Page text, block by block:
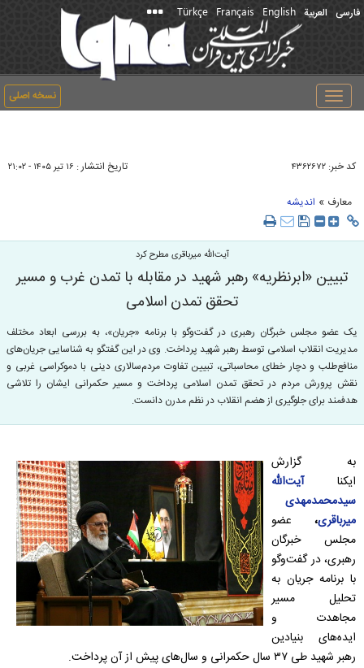
فارسی العربیة English
Français
Türkçe
نسخه اصلی
Toggle
navigation
کد خبر: ۴۳۶۲۶۷۲ تاریخ انتشار : ۱۶ تير ۱۴۰۵ - ۲۱:۰۲
معارف » اندیشه
آیت‌الله میرباقری مطرح کرد
تبیین «ابرنظریه» رهبر شهید در مقابله با تمدن غرب و مسیر
تحقق تمدن اسلامی
یک عضو مجلس خبرگان رهبری در گفت‌وگو با برنامه «جریان»، به بررسی ابعاد مختلف
مدیریت انقلاب اسلامی توسط رهبر شهید پرداخت. وی در این گفتگو به شناسایی جریان‌های
منافع‌طلب و دچار خطای محاسباتی، تبیین تفاوت مردم‌سالاری دینی با دموکراسی غربی و
نقش پرورش مردم در تحقق تمدن اسلامی پرداخت و مسیر حکمرانی ایشان را تلاشی
هدفمند برای جلوگیری از هضم انقلاب در نظم مدرن دانست.
به گزارش
ایکناآیت‌الله
سیدمحمدمهدی
میرباقری، عضو
مجلس خبرگان
رهبری، در گفت‌وگو
با برنامه جریان به
تحلیل مسیر
مجاهدت و
ایده‌های بنیادین
رهبر شهید طی ۳۷ سال حکمرانی و سال‌های پیش از آن پرداخت.